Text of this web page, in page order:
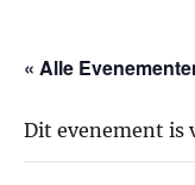
« Alle
Dit evenement is